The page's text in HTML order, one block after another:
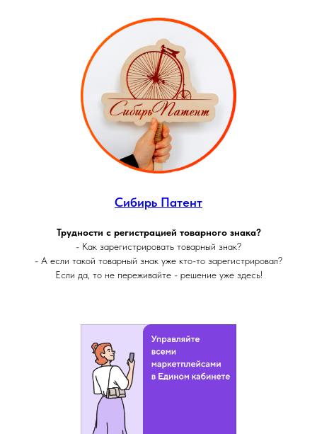
Сибирь Патент
Трудности с регистрацией товарного знака?
- Как зарегистрировать товарный знак?
- А если такой товарный знак уже кто-то зарегистрировал?
Если да, то не переживайте - решение уже здесь!
ИП Дорохов Максим Валерьевич.
ИНН 701734369900. ОГРНИП
321703100017846